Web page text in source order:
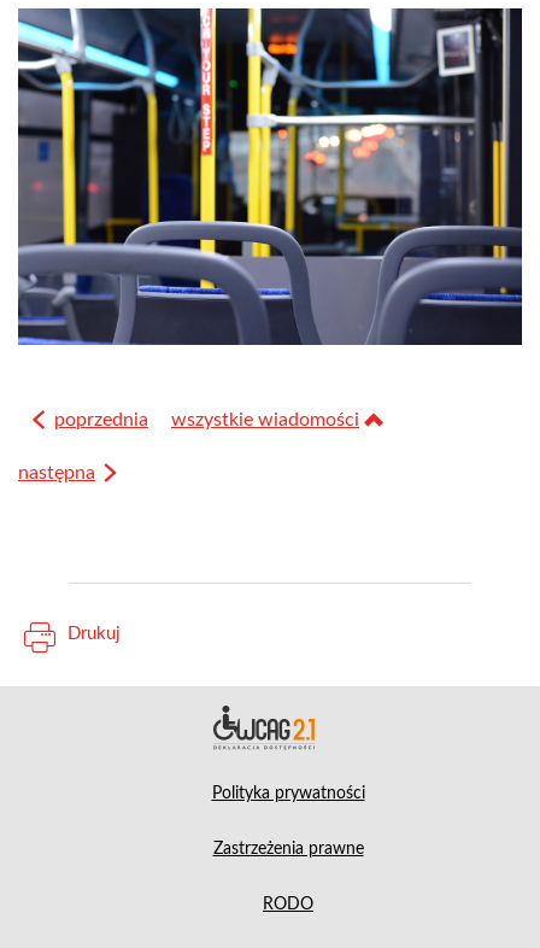
poprzednia wszystkie wiadomości
następna
Drukuj
Polityka prywatności
Zastrzeżenia prawne
RODO